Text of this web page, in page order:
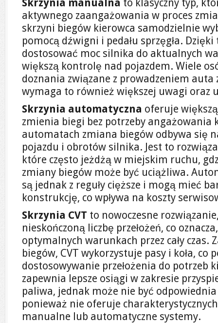
Skrzynia manualna to klasyczny typ,
aktywnego zaangażowania w proces
skrzyni biegów kierowca samodzielnie
pomocą dźwigni i pedału sprzęgła.
dostosować moc silnika do aktualnych
większą kontrolę nad pojazdem. Wiele
doznania związane z prowadzeniem
wymaga to również większej uwagi oraz
Skrzynia automatyczna oferuje
zmienia biegi bez potrzeby angażowania
automatach zmiana biegów odbywa się
pojazdu i obrotów silnika. Jest to
które często jeżdżą w miejskim ruchu,
zmiany biegów może być uciążliwa.
są jednak z reguły cięższe i mogą mieć
konstrukcję, co wpływa na koszty
Skrzynia CVT to nowoczesne
nieskończoną liczbę przełożeń, co
optymalnych warunkach przez cały czas.
biegów, CVT wykorzystuje pasy i koła, co
dostosowywanie przełożenia do potrzeb
zapewnia lepsze osiągi w zakresie
paliwa, jednak może nie być
ponieważ nie oferuje
manualne lub automatyczne systemy.